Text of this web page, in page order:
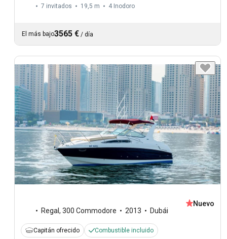
7 invitados 19,5 m 4 Inodoro
El más bajo3565 € / día
Regal, 300 Commodore 2013 Dubái
Nuevo
Capitán ofrecido Combustible incluido